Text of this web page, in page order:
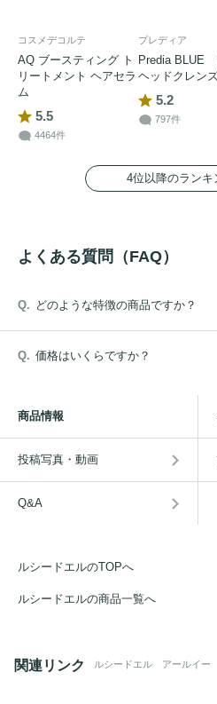
コスメデコルテ
AQ ブースティング ト
リートメント ヘアセラ
ム
5.5
4464件
プレディア
Predia BLUE
ヘッドクレン
5.2
797件
4位以降のランキ
よくある質問（FAQ）
どのような特徴の商品ですか？
価格はいくらですか？
商品情報
投稿写真・動画
Q&A
ルシードエルのTOPへ
ルシードエルの商品一覧へ
関連リンク ルシードエル アールイ